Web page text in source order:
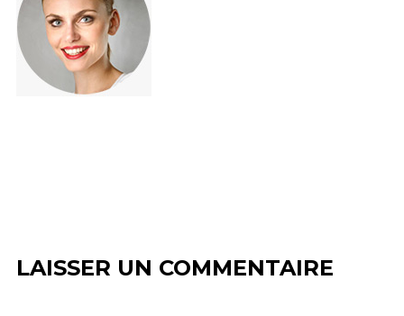
LAISSER UN COMMENTAIRE